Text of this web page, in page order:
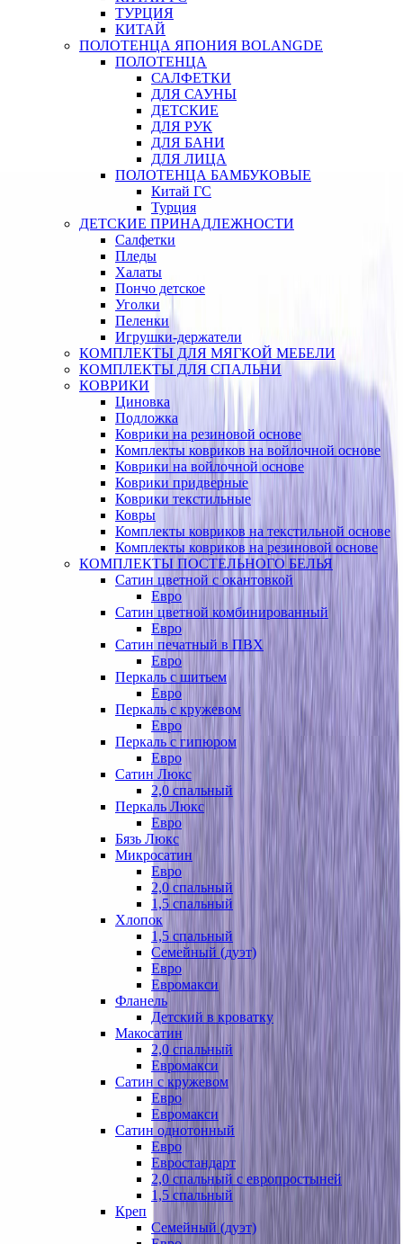
ТУРЦИЯ
КИТАЙ
ПОЛОТЕНЦА ЯПОНИЯ BOLANGDE
ПОЛОТЕНЦА
САЛФЕТКИ
ДЛЯ САУНЫ
ДЕТСКИЕ
ДЛЯ РУК
ДЛЯ БАНИ
ДЛЯ ЛИЦА
ПОЛОТЕНЦА БАМБУКОВЫЕ
Китай ГС
Турция
ДЕТСКИЕ ПРИНАДЛЕЖНОСТИ
Салфетки
Пледы
Халаты
Пончо детское
Уголки
Пеленки
Игрушки-держатели
КОМПЛЕКТЫ ДЛЯ МЯГКОЙ МЕБЕЛИ
КОМПЛЕКТЫ ДЛЯ СПАЛЬНИ
КОВРИКИ
Циновка
Подложка
Коврики на резиновой основе
Комплекты ковриков на войлочной основе
Коврики на войлочной основе
Коврики придверные
Коврики текстильные
Ковры
Комплекты ковриков на текстильной основе
Комплекты ковриков на резиновой основе
КОМПЛЕКТЫ ПОСТЕЛЬНОГО БЕЛЬЯ
Сатин цветной с окантовкой
Евро
Сатин цветной комбинированный
Евро
Сатин печатный в ПВХ
Евро
Перкаль с шитьем
Евро
Перкаль с кружевом
Евро
Перкаль с гипюром
Евро
Сатин Люкс
2,0 спальный
Перкаль Люкс
Евро
Бязь Люкс
Микросатин
Евро
2,0 спальный
1,5 спальный
Хлопок
1,5 спальный
Семейный (дуэт)
Евро
Евромакси
Фланель
Детский в кроватку
Макосатин
2,0 спальный
Евромакси
Сатин с кружевом
Евро
Евромакси
Сатин однотонный
Евро
Евростандарт
2,0 спальный с европростыней
1,5 спальный
Креп
Семейный (дуэт)